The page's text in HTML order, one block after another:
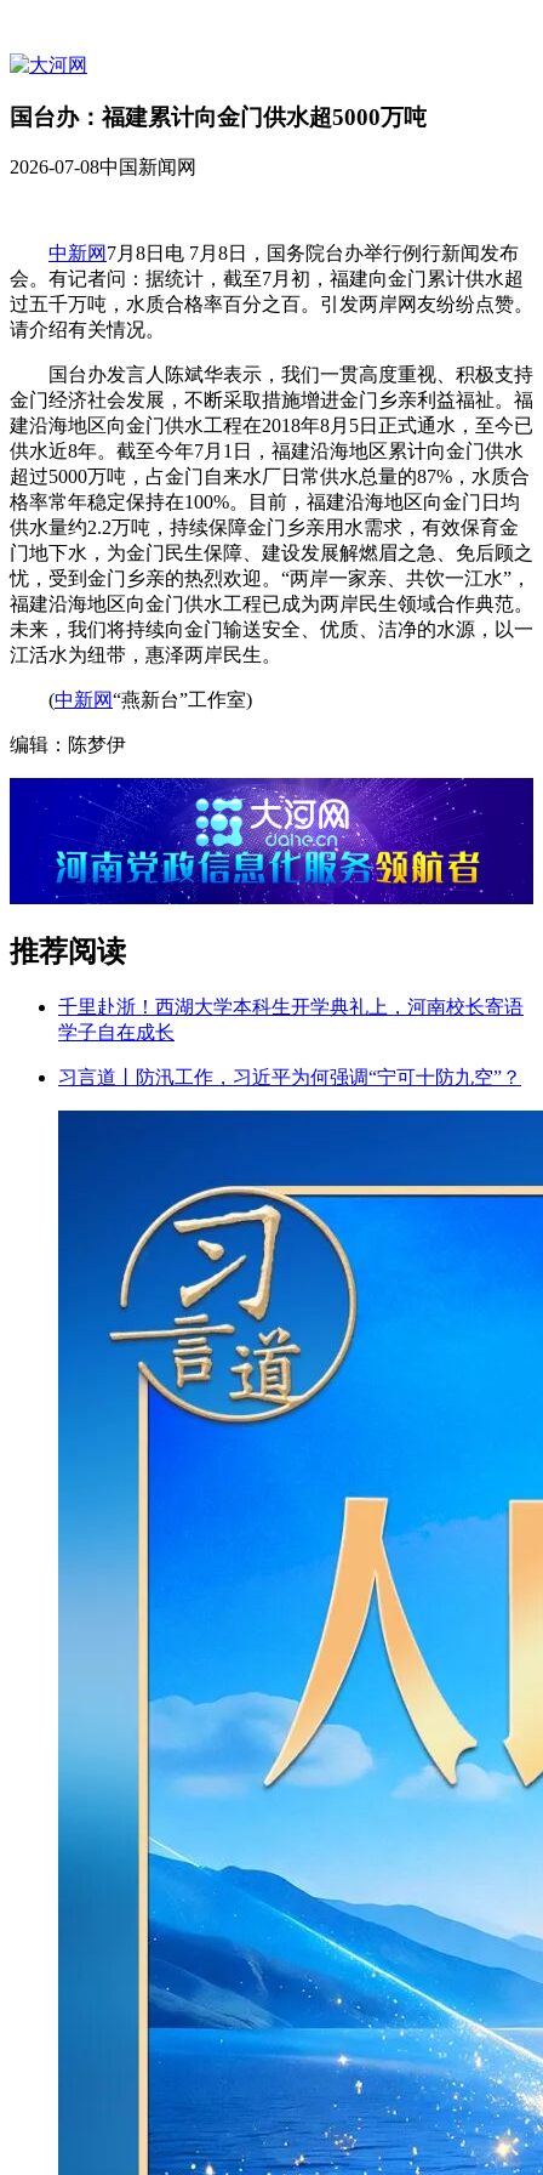
国台办：福建累计向金门供水超5000万吨
2026-07-08中国新闻网
中新网 7月8日电 7月8日，国务院台办举行例行新闻发布
会。有记者问：据统计，截至7月初，福建向金门累计供水超
过五千万吨，水质合格率百分之百。引发两岸网友纷纷点赞。
请介绍有关情况。
国台办发言人陈斌华表示，我们一贯高度重视、积极支持
金门经济社会发展，不断采取措施增进金门乡亲利益福祉。福
建沿海地区向金门供水工程在2018年8月5日正式通水，至今已
供水近8年。截至今年7月1日，福建沿海地区累计向金门供水
超过5000万吨，占金门自来水厂日常供水总量的87%，水质合
格率常年稳定保持在100%。目前，福建沿海地区向金门日均
供水量约2.2万吨，持续保障金门乡亲用水需求，有效保育金
门地下水，为金门民生保障、建设发展解燃眉之急、免后顾之
忧，受到金门乡亲的热烈欢迎。“两岸一家亲、共饮一江水”，
福建沿海地区向金门供水工程已成为两岸民生领域合作典范。
未来，我们将持续向金门输送安全、优质、洁净的水源，以一
江活水为纽带，惠泽两岸民生。
(中新网“燕新台”工作室)
编辑：陈梦伊
推荐阅读
千里赴浙！西湖大学本科生开学典礼上，河南校长寄语
学子自在成长
习言道丨防汛工作，习近平为何强调“宁可十防九空”？